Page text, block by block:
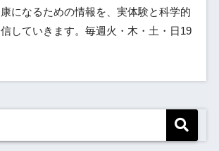
になるための情報を、実体験と科学的
していきます。毎週火・木・土・日19